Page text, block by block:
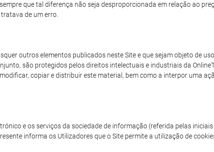
que tal diferença não seja desproporcionada em relação ao
de um erro.
outros elementos publicados neste Site e que sejam objeto de
são protegidos pelos direitos intelectuais e industriais da
copiar e distribuir este material, bem como a interpor uma
e os serviços da sociedade de informação (referida pelas iniciais
informa os Utilizadores que o Site permite a utilização de